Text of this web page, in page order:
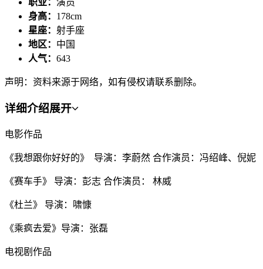
职业： 演员
身高： 178cm
星座： 射手座
地区： 中国
人气： 643
声明：资料来源于网络，如有侵权请联系删除。
详细介绍展开
电影作品
《我想跟你好好的》 导演：李蔚然 合作演员：冯绍峰、倪妮
《赛车手》 导演：彭志 合作演员： 林威
《杜兰》 导演：啸慷
《乘疯去爱》导演：张磊
电视剧作品